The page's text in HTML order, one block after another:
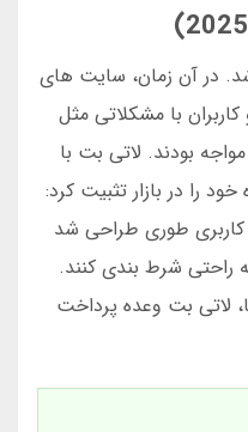
1395 تأسیس شد. در آن زمان، سایت های
با مشکلاتی مثل
بودند. لاتی بت با
را در بازار تثبیت کرد:
طوری طراحی شد
راحتی شرط بندی کنند.
لاتی بت وعده پرداخت